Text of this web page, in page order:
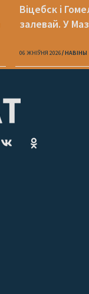
Віцебск і
залевай. У
06 ЖНІЎНЯ 2026 НАВІНЫ